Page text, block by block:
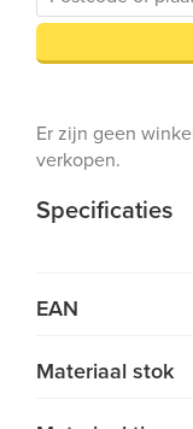
Er zijn geen
verkopen.
Specificaties
EAN
Materiaal stok